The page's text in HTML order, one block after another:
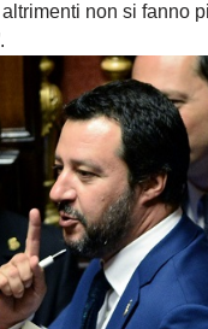
non si fanno